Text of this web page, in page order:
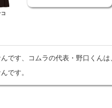
コ
です、コムラの代表・野口くん
です。